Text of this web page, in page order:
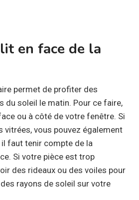
en face de la
permet de profiter des
du soleil le matin. Pour ce faire,
ou à côté de votre fenêtre. Si
vitrées, vous pouvez également
il faut tenir compte de la
Si votre pièce est trop
des rideaux ou des voiles pour
rayons de soleil sur votre